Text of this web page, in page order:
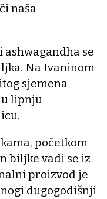
naša
se
Na Ivaninom
sjemena
u lipnju
početkom
biljke vadi se iz
proizvod je
dugogodišnji